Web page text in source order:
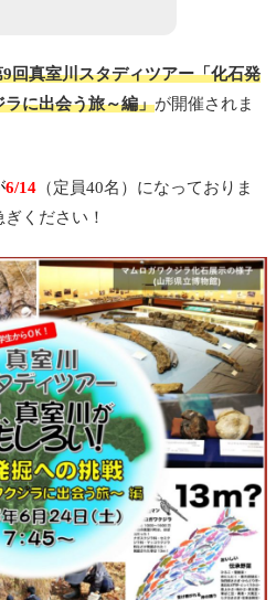
9回真室川スタディツアー「化石発
に出会う旅～編」が開催されま
6/14 （定員40名）になっておりま
ください！